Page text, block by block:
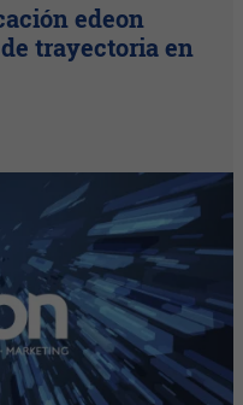
edeon
trayectoria en